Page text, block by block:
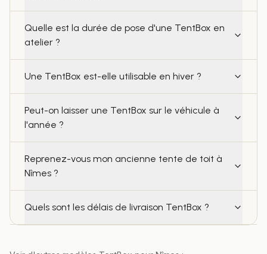
Quelle est la durée de pose d'une TentBox en
atelier ?
Une TentBox est-elle utilisable en hiver ?
Peut-on laisser une TentBox sur le véhicule à
l'année ?
Reprenez-vous mon ancienne tente de toit à
Nîmes ?
Quels sont les délais de livraison TentBox ?